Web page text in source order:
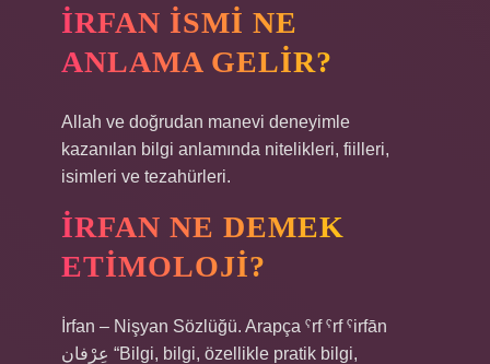
İRFAN ISMI NE
ANLAMA GELIR?
Allah ve doğrudan manevi deneyimle
kazanılan bilgi anlamında nitelikleri, fiilleri,
isimleri ve tezahürleri.
İRFAN NE DEMEK
ETIMOLOJI?
İrfan – Nişyan Sözlüğü. Arapça ˁrf ˁrf ˁirfān
عِرْفان “Bilgi, bilgi, özellikle pratik bilgi,